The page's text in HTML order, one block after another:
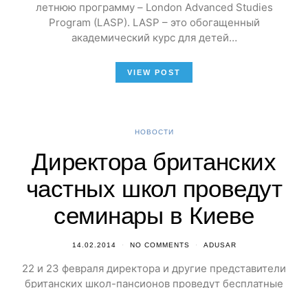
летнюю программу – London Advanced Studies
Program (LASP). LASP – это обогащенный
академический курс для детей…
VIEW POST
НОВОСТИ
Директора британских
частных школ проведут
семинары в Киеве
14.02.2014 NO COMMENTS ADUSAR
22 и 23 февраля директора и другие представители
британских школ-пансионов проведут бесплатные